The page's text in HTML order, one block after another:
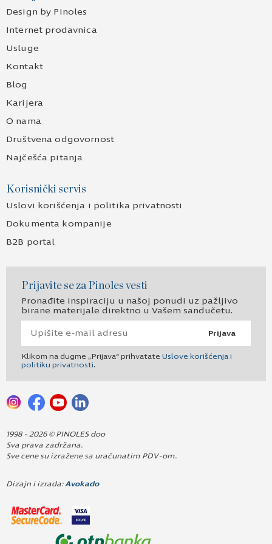
Design by Pinoles
Internet prodavnica
Usluge
Kontakt
Blog
Karijera
O nama
Društvena odgovornost
Najčešća pitanja
Korisnički servis
Uslovi korišćenja i politika privatnosti
Dokumenta kompanije
B2B portal
Prijavite se za Pinoles vesti
Pronađite inspiraciju u našoj ponudi uz pažljivo
birane materijale direktno u Vašem sandučetu.
Prijava
Klikom na dugme „Prijava“ prihvatate Uslove korišćenja i
politiku privatnosti.
1998 - 2026 © PINOLES doo
Sva prava zadržana.
Sve cene su izražene sa uračunatim PDV-om.
Dizajn i izrada: Avokado